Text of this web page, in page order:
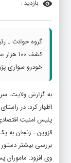
بازدید :
گروه حوادث ـ
کشف
خودرو سواری
به گزارش ولایت،
اظهار کرد: در
پلیس امنیت
قزوین ـ زنجان به
بررسی بیشتر
وی افزود: ماموران